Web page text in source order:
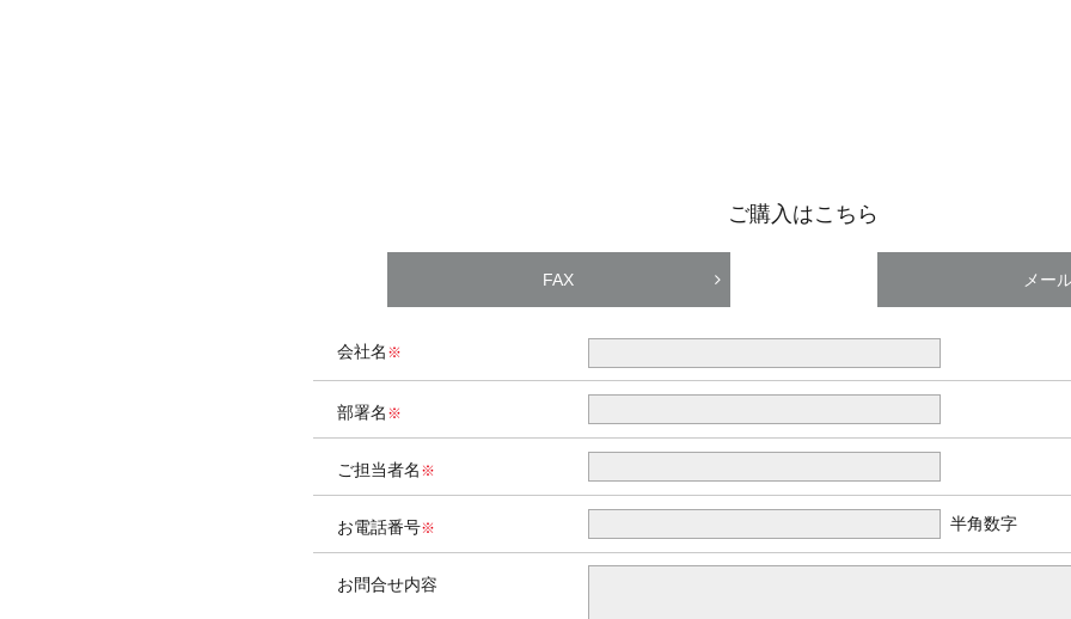
ご購入はこちら
FAX メー
会社名
部署名
ご担当者名
お電話番号 半角数字
お問合せ内容